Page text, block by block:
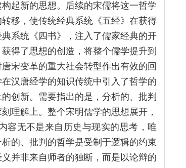
起新的思想。后续的宋儒将这一哲学
移，使传统经典系统《五经》在获得
系统《四书》，注入了儒家经典的开
得了思想的创造，将整个儒学提升到
宋变革的重大社会转型作出有效的回
汉唐经学的知识传统中引入了哲学的
创新。需要指出的是，分析的、批判
理解上。整个宋明儒学的思想展开，
容无不是来自历史与现实的思考，唯
的、批判的哲学是受制于逻辑的约束
并非来自师者的独断，而是以论辩的